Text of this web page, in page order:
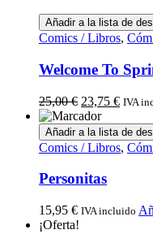
Añadir a la lista de
Comics / Libros,
Welcome To
25,00€ 23,75 € IVA
Añadir a la lista de
Comics / Libros,
Personitas
15,95 € IVA incluido
¡Oferta!